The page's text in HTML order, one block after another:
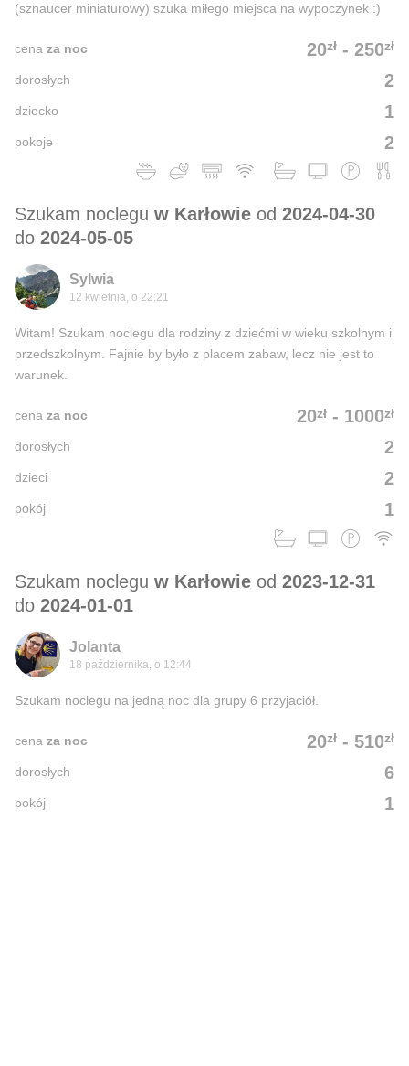
(sznaucer miniaturowy) szuka miłego miejsca na wypoczynek :)
20zł - 250zł
cena za noc
2
dorosłych
1
dziecko
2
pokoje
Szukam noclegu w Karłowie od 2024-04-30
do 2024-05-05
Sylwia
12 kwietnia, o 22:21
Witam! Szukam noclegu dla rodziny z dziećmi w wieku szkolnym i
przedszkolnym. Fajnie by było z placem zabaw, lecz nie jest to
warunek.
20zł - 1000zł
cena za noc
2
dorosłych
2
dzieci
1
pokój
Szukam noclegu w Karłowie od 2023-12-31
do 2024-01-01
Jolanta
18 października, o 12:44
Szukam noclegu na jedną noc dla grupy 6 przyjaciół.
20zł - 510zł
cena za noc
6
dorosłych
1
pokój